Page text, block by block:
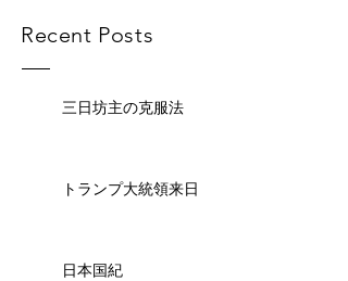
Recent Posts
三日坊主の克服法
トランプ大統領来日
日本国紀